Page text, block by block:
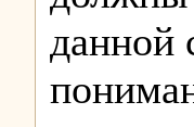
данной